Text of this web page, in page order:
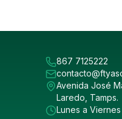
867 7125222
Avenida José
Laredo, Tamps.
Lunes a